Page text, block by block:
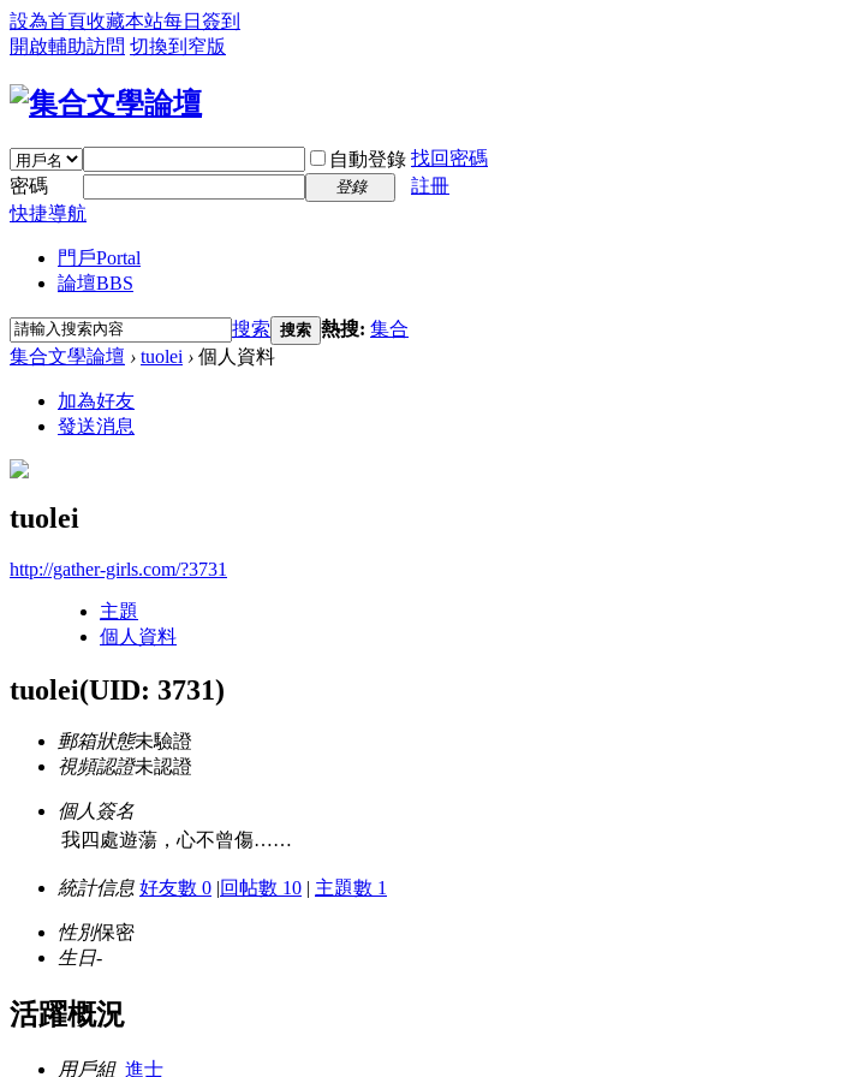
設為首頁收藏本站每日簽到
開啟輔助訪問 切換到窄版
自動登錄 找回密碼
密碼
登錄
註冊
快捷導航
門戶Portal
論壇BBS
搜索 搜索 熱搜: 集合
集合文學論壇 › tuolei › 個人資料
加為好友
發送消息
tuolei
http://gather-girls.com/?3731
主題
個人資料
tuolei(UID: 3731)
郵箱狀態未驗證
視頻認證未認證
個人簽名
我四處遊蕩，心不曾傷……
統計信息 好友數 0 |回帖數 10 | 主題數 1
性別保密
生日-
活躍概況
用戶組 進士